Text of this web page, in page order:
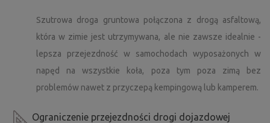
Szutrowa droga gruntowa połączona z drogą asfaltową,
która w zimie jest utrzymywana, ale nie zawsze idealnie -
lepsza przejezdność w samochodach wyposażonych w
napęd na wszystkie koła, poza tym poza zimą bez
problemów nawet z przyczepą kempingową lub kamperem.
Ograniczenie przejezdności drogi dojazdowej